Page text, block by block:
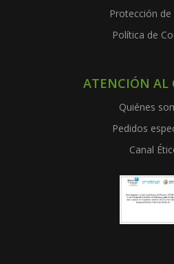
Protección
Política de
ATENCIÓN AL
Quiénes
Pedidos
Canal